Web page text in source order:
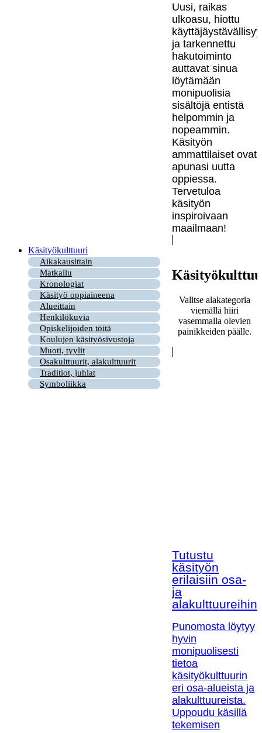
Uusi, raikas
ulkoasu, hiottu
ja tarkennettu
hakutoiminto
auttavat sinua
löytämään
monipuolisia
sisältöjä entistä
helpommin ja
nopeammin.
Käsityön
ammattilaiset ovat
apunasi uutta
oppiessa.
Tervetuloa
käsityön
inspiroivaan
maailmaan!
Käsityökulttuuri
Aikakausittain
Matkailu
Kronologiat
Käsityö oppiaineena
Alueittain
Henkilökuvia
Opiskelijoiden töitä
Koulujen käsityösivustoja
Muoti, tyylit
Osakulttuurit, alakulttuurit
Traditiot, juhlat
Symboliikka
Valitse alakategoria
viemällä hiiri
vasemmalla olevien
painikkeiden päälle.
Tutustu
käsityön
erilaisiin osa-
ja
alakulttuureihin!
Punomosta löytyy
hyvin
monipuolisesti
tietoa
käsityökulttuurin
eri osa-alueista ja
alakulttuureista.
Uppoudu käsillä
tekemisen